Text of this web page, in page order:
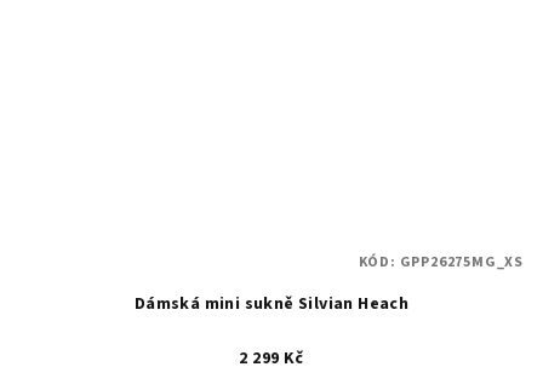
Dámská mini sukně Silvian Heach
2 299 Kč
KÓD: GPP26275MG_XS